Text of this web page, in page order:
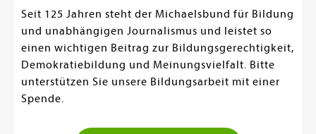
Seit 125 Jahren steht der Michaelsbund für Bildung
und unabhängigen Journalismus und leistet so
einen wichtigen Beitrag zur Bildungsgerechtigkeit,
Demokratiebildung und Meinungsvielfalt. Bitte
unterstützen Sie unsere Bildungsarbeit mit einer
Spende.